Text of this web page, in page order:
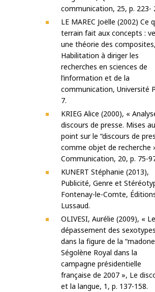
communication, 25, p. 223-
LE MAREC Joëlle (2002) Ce
terrain fait aux concepts :
une théorie des composites,
Habilitation à diriger les
recherches en sciences de
l’information et de la
communication, Université
7.
KRIEG Alice (2000), «
discours de presse. Mises au
point sur le “discours de
comme objet de recherche
Communication, 20, p. 75-
KUNERT Stéphanie (2013),
Publicité, Genre et
Fontenay-le-Comte,
Lussaud.
OLIVESI, Aurélie (2009), « Le
dépassement des sexotypes
dans la figure de la
Ségolène Royal dans la
campagne présidentielle
française de 2007 », Le
et la langue, 1, p. 137-158.